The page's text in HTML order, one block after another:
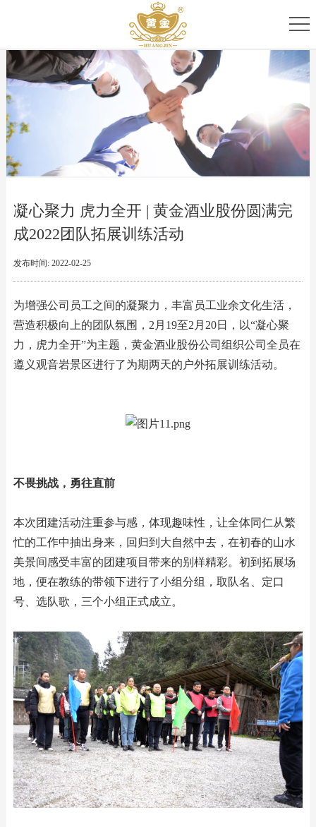
页
关
于
我
们
专
家
团
队
产
品
家
新
闻
服
凝心聚力 虎力全开 | 黄金酒业股份圆满完
成2022团队拓展训练活动
发布时间: 2022-02-25
为增强公司员工之间的凝聚力，丰富员工业余文化生活，
营造积极向上的团队氛围，2月19至2月20日，以“凝心聚
力，虎力全开”为主题，黄金酒业股份公司组织公司全员在
遵义观音岩景区进行了为期两天的户外拓展训练活动。
不畏挑战，勇往直前
本次团建活动注重参与感，体现趣味性，让全体同仁从繁
忙的工作中抽出身来，回归到大自然中去，在初春的山水
美景间感受丰富的团建项目带来的别样精彩。初到拓展场
地，便在教练的带领下进行了小组分组，取队名、定口
号、选队歌，三个小组正式成立。